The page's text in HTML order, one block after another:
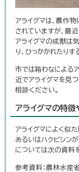
アライグマは、農作
されていますが、最
アライグマの成獣は
り、ひっかかれたりす
市では箱わなによる
近でアライグマを見
相談ください。
アライグマの特徴
アライグマによく似た
あるいはハクビシン
については次の資料
参考資料：農林水産